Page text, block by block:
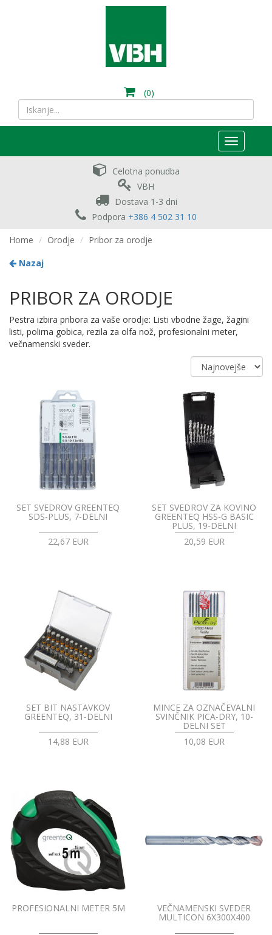
(0)
Toggle
navigation
Celotna ponudba
VBH
Dostava 1-3 dni
Podpora +386 4 502 31 10
Home
Orodje
Pribor za orodje
Nazaj
PRIBOR ZA ORODJE
Pestra izbira pribora za vaše orodje: Listi vbodne žage, žagini
listi, polirna gobica, rezila za olfa nož, profesionalni meter,
večnamenski sveder.
SET SVEDROV GREENTEQ
SDS-PLUS, 7-DELNI
22,67 EUR
SET SVEDROV ZA KOVINO
GREENTEQ HSS-G BASIC
PLUS, 19-DELNI
20,59 EUR
SET BIT NASTAVKOV
GREENTEQ, 31-DELNI
14,88 EUR
MINCE ZA OZNAČEVALNI
SVINČNIK PICA-DRY, 10-
DELNI SET
10,08 EUR
PROFESIONALNI METER 5M VEČNAMENSKI SVEDER
MULTICON 6X300X400